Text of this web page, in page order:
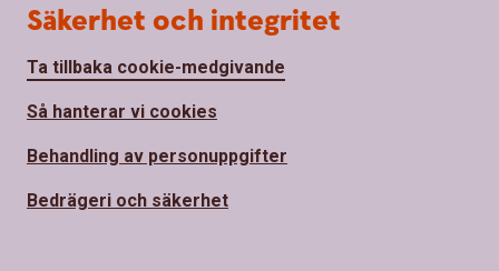
Säkerhet och integritet
Ta tillbaka cookie-medgivande
Så hanterar vi cookies
Behandling av personuppgifter
Bedrägeri och säkerhet